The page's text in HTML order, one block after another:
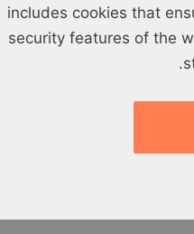
includes cookies that
security features of the